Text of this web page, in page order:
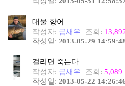
대물 향어
작성자: 곰새우 조회: 13,892
작성일: 2013-05-29 14:59:48
걸리면 죽는다
작성자: 곰새우 조회: 5,089
작성일: 2013-05-22 14:26:46